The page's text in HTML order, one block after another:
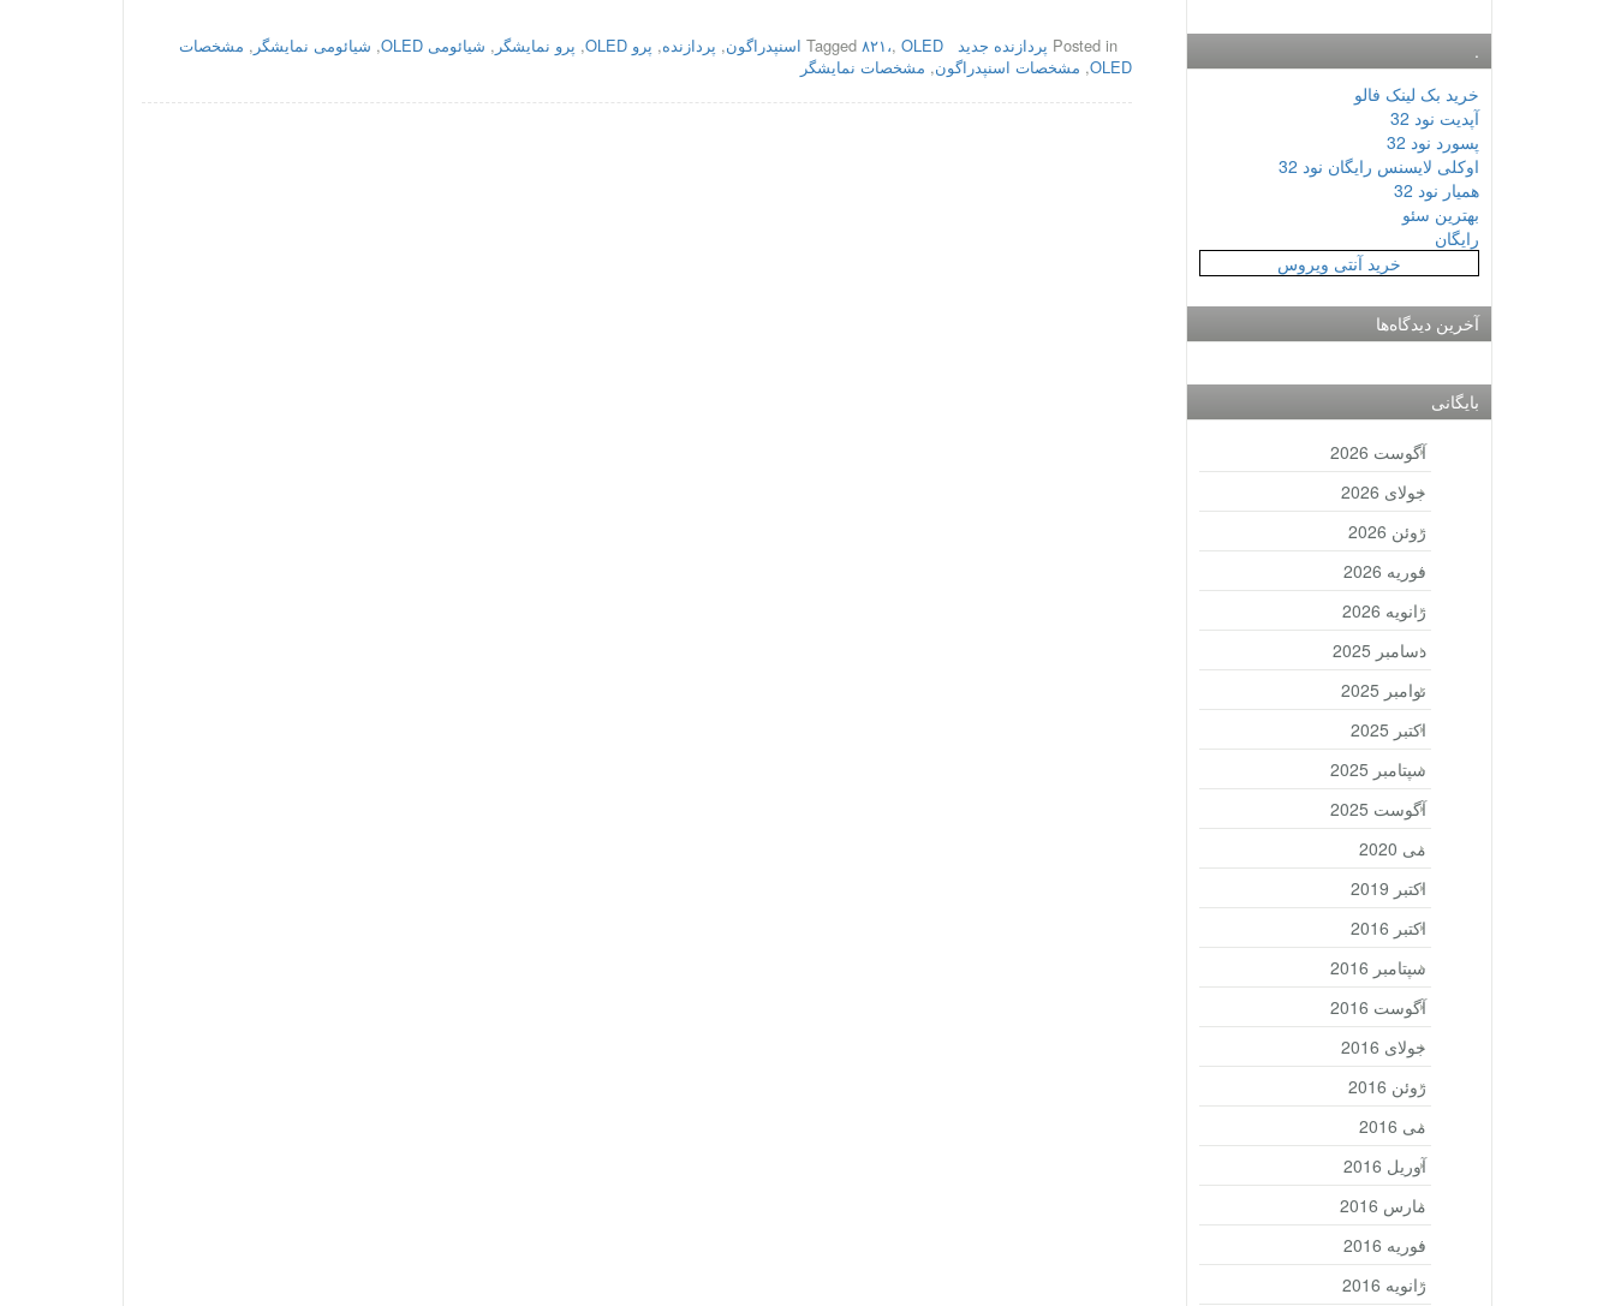
Posted in پردازنده جدید Tagged ۸۲۱،, OLED اسنپدراگون , پردازنده, پرو OLED , پرو نمایشگر , شیائومی OLED , شیائومی نمایشگر , مشخصات
OLED
, مشخصات اسنپدراگون, مشخصات نمایشگر
.
خرید بک لینک فالو
آپدیت نود 32
پسورد نود 32
اوکلی لایسنس رایگان نود 32
همیار نود 32
بهترین سئو
رایگان
خرید آنتی ویروس
آخرین دیدگاه‌ها
بایگانی
آگوست 2026
جولای 2026
ژوئن 2026
فوریه 2026
ژانویه 2026
دسامبر 2025
نوامبر 2025
اکتبر 2025
سپتامبر 2025
آگوست 2025
می 2020
اکتبر 2019
اکتبر 2016
سپتامبر 2016
آگوست 2016
جولای 2016
ژوئن 2016
می 2016
آوریل 2016
مارس 2016
فوریه 2016
ژانویه 2016